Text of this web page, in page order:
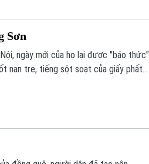
Sơn
ngày mới của họ lại được "báo thức"
nan tre, tiếng sột soạt của giấy phất